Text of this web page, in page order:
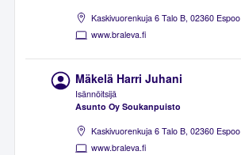
Kaskivuorenkuja 6 Talo B, 02360 Espoo
www.braleva.fi
Mäkelä Harri Juhani
Isännöitsijä
Asunto Oy Soukanpuisto
Kaskivuorenkuja 6 Talo B, 02360 Espoo
www.braleva.fi